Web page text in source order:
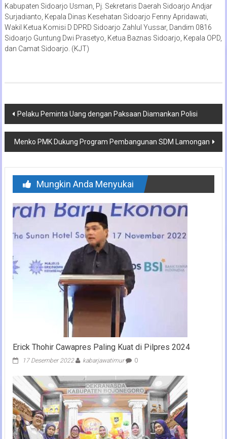
Kabupaten Sidoarjo Usman, Pj. Sekretaris Daerah Sidoarjo Andjar
Surjadianto, Kepala Dinas Kesehatan Sidoarjo Fenny Apridawati,
Wakil Ketua Komisi D DPRD Sidoarjo Zahlul Yussar, Dandim 0816
Sidoarjo Guntung Dwi Prasetyo, Ketua Baznas Sidoarjo, Kepala OPD,
dan Camat Sidoarjo. (KJT)
Navigasi
pos
Pelaku Peminta Uang dengan Paksaan Diamankan Polisi
Menko PMK Dukung Program Pembangunan SDM Lamongan
Mungkin Anda Menyukai
Erick Thohir Cawapres Paling Kuat di Pilpres 2024
17 Desember 2022 kabarjawatimur 0